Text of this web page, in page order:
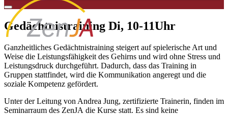
Gedächtnistraining Di, 10-11Uhr
Ganzheitliches Gedächtnistraining steigert auf spielerische Art und
Weise die Leistungsfähigkeit des Gehirns und wird ohne Stress und
Leistungsdruck durchgeführt. Dadurch, dass das Training in
Gruppen stattfindet, wird die Kommunikation angeregt und die
soziale Kompetenz gefördert.
Unter der Leitung von Andrea Jung, zertifizierte Trainerin, finden im
Seminarraum des ZenJA die Kurse statt. Es sind keine